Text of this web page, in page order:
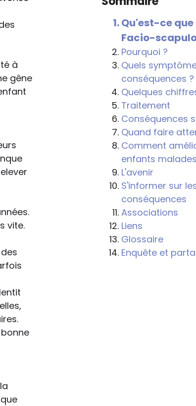
à
gêne
vite.
Qu'est-ce
Facio-
Pourquoi ?
Quels
conséquences ?
Quelques
Traitement
Conséquences
Quand faire
Comment
enfants
L'avenir
S'informer sur
conséquences
Associations
Liens
Glossaire
Enquête et